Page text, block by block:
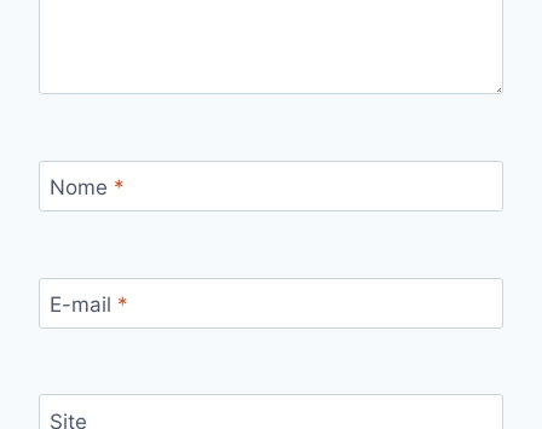
Nome *
E-mail *
Site